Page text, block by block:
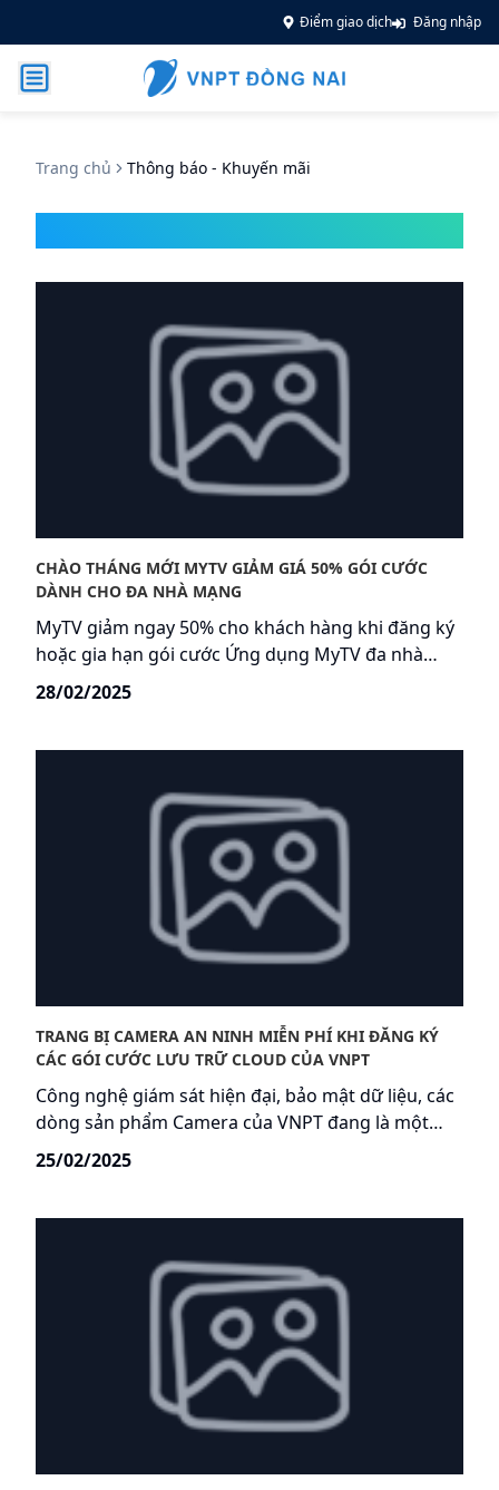
Điểm giao dịch Đăng nhập
Trang chủ Thông báo - Khuyến mãi
CHÀO THÁNG MỚI MYTV GIẢM GIÁ 50% GÓI CƯỚC
DÀNH CHO ĐA NHÀ MẠNG
MyTV giảm ngay 50% cho khách hàng khi đăng ký
hoặc gia hạn gói cước Ứng dụng MyTV đa nhà
mạng, với giá chỉ từ 32.500đ/tháng. Đừng bỏ lỡ ưu
28/02/2025
TRANG BỊ CAMERA AN NINH MIỄN PHÍ KHI ĐĂNG KÝ
CÁC GÓI CƯỚC LƯU TRỮ CLOUD CỦA VNPT
Công nghệ giám sát hiện đại, bảo mật dữ liệu, các
dòng sản phẩm Camera của VNPT đang là một
trong những lựa chọn an ninh hàng đầu dành cho
khách hàng đang sử dụng Internet VNPT.
25/02/2025